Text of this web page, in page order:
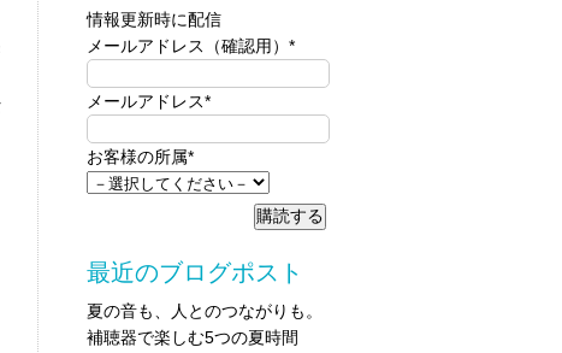
情報更新時に配信
メールアドレス（確認用） *
メールアドレス*
お客様の所属*
最近のブログポスト
夏の音も、人とのつながりも。
補聴器で楽しむ5つの夏時間